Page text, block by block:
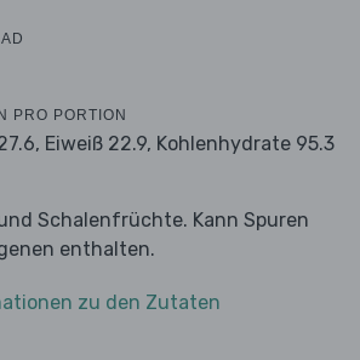
PRO PORTION
Eiweiß 22.9, Kohlenhydrate 95.3
Schalenfrüchte. Kann Spuren
enthalten.
zu den Zutaten